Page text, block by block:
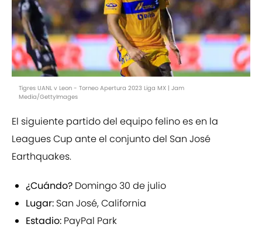
Tigres UANL v Leon - Torneo Apertura 2023 Liga MX | Jam
Media/GettyImages
El siguiente partido del equipo felino es en la
Leagues Cup ante el conjunto del San José
Earthquakes.
¿Cuándo? Domingo 30 de julio
Lugar: San José, California
Estadio: PayPal Park